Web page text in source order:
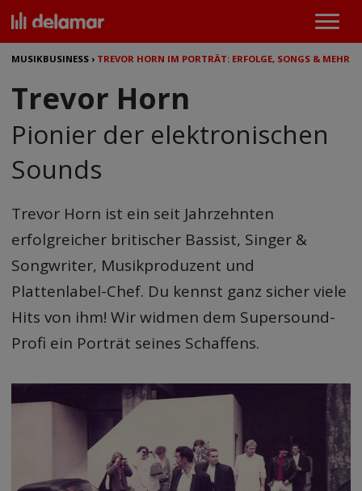
MUSIKBUSINESS › TREVOR HORN IM PORTRÄT: ERFOLGE, SONGS & MEHR
Trevor Horn
Pionier der elektronischen
Sounds
Trevor Horn ist ein seit Jahrzehnten
erfolgreicher britischer Bassist, Singer &
Songwriter, Musikproduzent und
Plattenlabel-Chef. Du kennst ganz sicher viele
Hits von ihm! Wir widmen dem Supersound-
Profi ein Porträt seines Schaffens.